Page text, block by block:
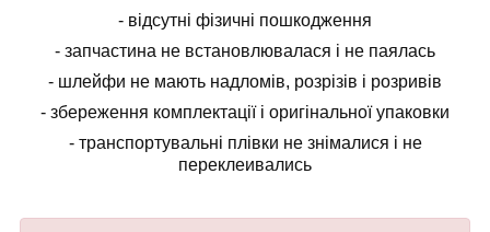
- відсутні фізичні пошкодження
- запчастина не встановлювалася і не паялась
- шлейфи не мають надломів, розрізів і розривів
- збереження комплектації і оригінальної упаковки
- транспортувальні плівки не знімалися і не
переклеивались